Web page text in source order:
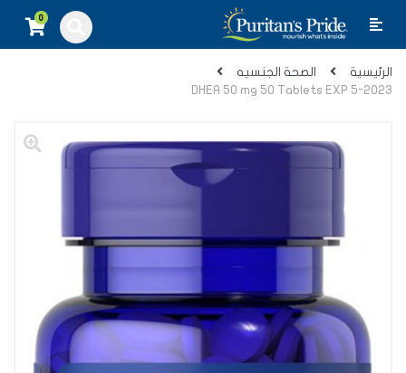
0
الرئيسية
الصحة الجنسيه
DHEA 50 mg 50 Tablets EXP 5-2023